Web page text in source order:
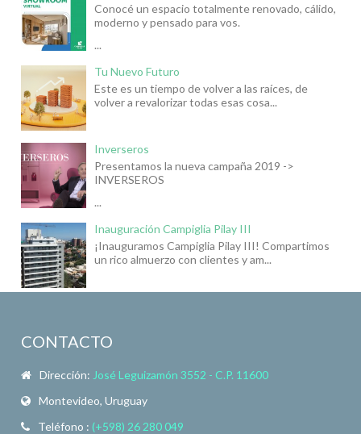
Conocé un espacio totalmente renovado, cálido,
moderno y pensado para vos.
...
Tu Nuevo Futuro
Este es un tiempo de volver a las raíces, de
volver a revalorizar todas esas cosa...
Inverseros
Presentamos la nueva campaña 2019 ->
INVERSEROS
...
Inauguración Campiglia Pilay III
¡Inauguramos Campiglia Pilay III! Compartimos
un rico almuerzo con clientes y am...
CONTACTO
Dirección: José Leguizamón 3552 - C.P. 11600
Montevideo, Uruguay
Teléfono : (+598) 26 280 049